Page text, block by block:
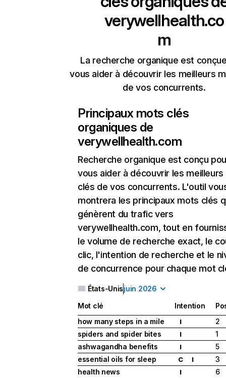
verywellhealth.co
m
La recherche organique est
vous aider à découvrir les meilleurs
de vos concurrents.
Principaux mots clés
organiques de
verywellhealth.com
Recherche organique est conçu
vous aider à découvrir les
clés de vos concurrents. L'outil
montrera les principaux mots clés
génèrent du trafic vers
verywellhealth.com, tout en
le volume de recherche exact, le
clic, l'intention de recherche et le
de concurrence pour chaque mot
États-Unisjuin 2026
Mot clé Intention
how many steps in a mile
I
2
spiders and spider bites
I
1
ashwagandha benefits
I
5
essential oils for sleep
C I
3
health news
I 6